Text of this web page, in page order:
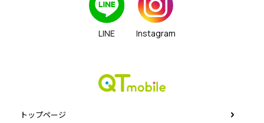
LINE Instagram
トップページ